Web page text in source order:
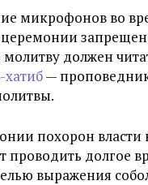
микрофонов во
должен
—
похорон власти
проводить долгое
выражения